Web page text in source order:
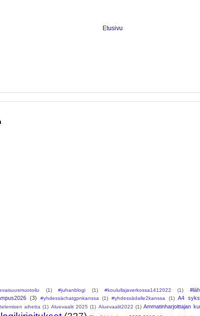
Etusivu
(1) #juhanblogi (1) #koulullajaverkossa1412022 (1)
(3) #yhdessächatgpnkanssa (1) #yhdessädalle2kanssa (1) A4
aihetta (1) Aluevaalit 2025 (1) Aluevaalit2022 (1) Ammatinharjoittajan